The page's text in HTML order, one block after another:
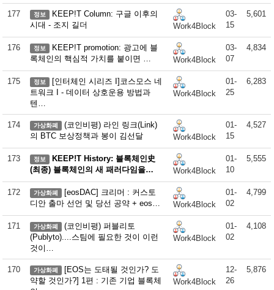
177 정보
KEEP!T Column: 구글 이후의
시대 - 조지 길더
Work4Block
03-
15
5,601
176 정보
KEEP!T promotion: 광고에 블
록체인의 핵심적 가치를 붙이면 …
Work4Block
03-
07
4,834
175 정보
[인터체인 시리즈 I]코스모스 네
트워크 I - 데이터 상호운용 방법과
텐…
Work4Block
01-
25
6,283
174 가상화폐
(코인비평) 라인 링크(Link)
의 BTC 보상정책과 봉이 김선달
Work4Block
01-
15
4,527
173 정보
KEEP!T History: 블록체인史
(최종) 블록체인의 새 패러다임을…
Work4Block
01-
10
5,555
172 가상화폐
[eosDAC] 크리머 : 커스토
디안 출마 선언 및 당선 공약 + eos…
Work4Block
01-
02
4,799
171 가상화폐
(코인비평) 퍼블리토
(Publyto)....스팀에 필요한 것이 이런
것이…
Work4Block
01-
02
4,108
170 가상화폐
[EOS는 도태될 것인가? 도
약할 것인가?] 1편 : 기존 기업 블록체
Work4Block
12-
26
5,876